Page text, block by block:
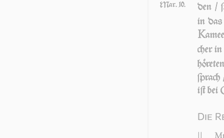
Mar. 10.
den /
in das
K
cher
iſt bei
Die
||